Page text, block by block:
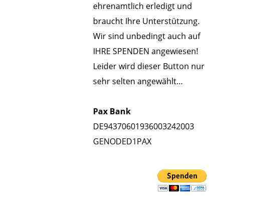
ehrenamtlich erledigt und
braucht Ihre Unterstützung.
Wir sind unbedingt auch auf
IHRE SPENDEN angewiesen!
Leider wird dieser Button nur
sehr selten angewählt…
Pax Bank
DE94370601936003242003
GENODED1PAX